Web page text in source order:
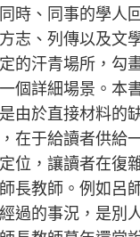
時、同事的學人
志、列傳以及文
的汗青場所，勾
個詳細場景。本
由於直接材料的
在于給讀者供給
位，讓讀者在復
長教師。例如呂
過的事況，是別